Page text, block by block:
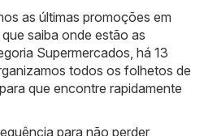
as últimas promoções em
saiba onde estão as
Supermercados, há 13
todos os folhetos de
que encontre rapidamente
para não perder